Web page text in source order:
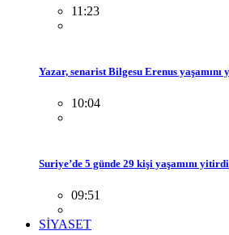
11:23
Yazar, senarist Bilgesu Erenus yaşamını
10:04
Suriye’de 5 günde 29 kişi yaşamını yitirdi
09:51
SİYASET